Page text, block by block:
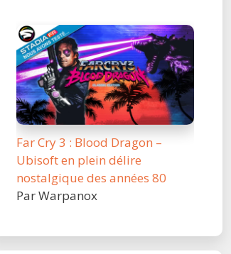
Far Cry 3 : Blood Dragon –
Ubisoft en plein délire
nostalgique des années 80
Par Warpanox